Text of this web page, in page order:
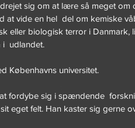
sig om at lære så meget om
at vide en hel  del om kemiske
eller biologisk terror i Danmark,
udlandet.
Københavns universitet.
fordybe sig i spændende
eget felt. Han kaster sig gerne